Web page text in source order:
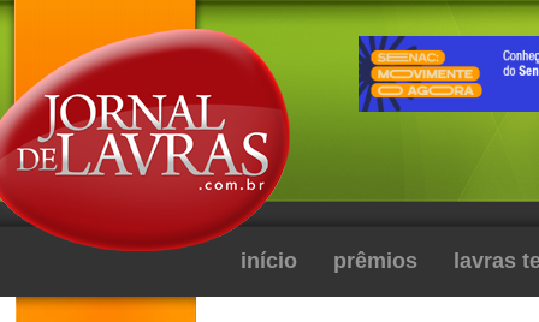
início prêmios lavras